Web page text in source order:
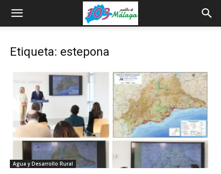
Etiqueta: estepona
Agua y Desarrollo Rural